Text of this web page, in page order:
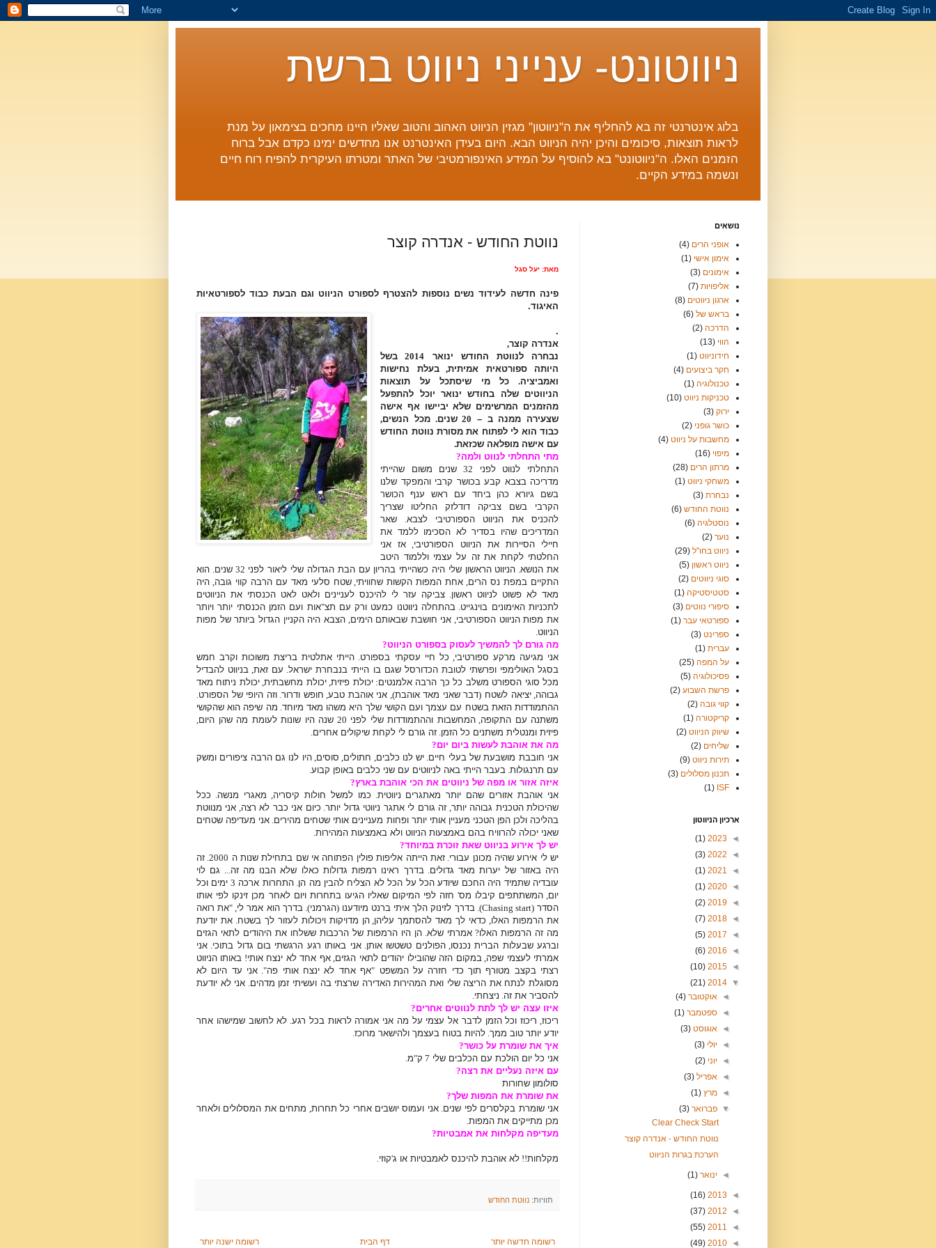
ניווטונט- ענייני ניווט ברשת
בלוג אינטרנטי זה בא להחליף את ה"ניווטון" מגזין הניווט האהוב והטוב שאליו היינו מחכים בצימאון על מנת
לראות תוצאות, סיכומים והיכן יהיה הניווט הבא. היום בעידן האינטרנט אנו מחדשים ימינו כקדם אבל ברוח
הזמנים האלו. ה"ניווטונט" בא להוסיף על המידע האינפורמטיבי של האתר ומטרתו העיקרית להפיח רוח חיים
ונשמה במידע הקיים.
נווטת החודש - אנדרה קוצר
מאת: יעל סגל
פינה חדשה לעידוד נשים נוספות להצטרף לספורט הניווט וגם הבעת כבוד לספורטאיות
האיגוד.
.
אנדרה קוצר,
נבחרה לנווטת החודש ינואר 2014
בשל
היותה ספורטאית אמיתית,בעלת נחישות
ואמביציה. כל מי שיסתכל על תוצאות
הניווטים שלה בחודש ינואר יוכל להתפעל
מהזמנים המרשימים שלא יביישו אף אישה
שצעירה ממנה ב – 20 שנים.מכל הנשים,
כבוד הוא לי לפתוח את מסורת נווטת החודש
עם אישה מופלאה שכזאת.
מתי התחלתי לנווט ולמה?
התחלתי לנווט לפני 32
שנים משום שהייתי
מדריכה בצבא קבע בכושר קרבי והמפקד שלנו
בשם גיורא כהן ביחד עם ראש ענף הכושר
הקרבי בשם צביקה דודלזק החליטו שצריך
להכניס את הניווט הספורטיבי לצבא. שאר
המדריכים שהיו בסדיר לא הסכימו ללמד את
חיילי הסיירות את הניווט הספורטיבי, אז אני
החלטתי לקחת את זה על עצמי וללמוד היטב
את הנושא. הניווט הראשון שלי היה כשהייתי בהריון עם הבת הגדולה שלי ליאור לפני 32 שנים. הוא
התקיים במפת נס הרים, אחת המפות הקשות שחוויתי,שטח סלעי מאד עם הרבה קווי גובה, היה
מאד לא פשוט לניווט ראשון. צביקה עזר לי להיכנס לעניינים ולאט לאט הכנסתי את הניווטים
לתכניות האימונים בוינגייט. בהתחלה ניווטנו כמעט ורק עם תצ"אות ועם הזמן הכנסתי יותר ויותר
את מפות הניווט הספורטיבי, אני חושבת שבאותם הימים,הצבא היה הקניין הגדול ביותר של מפות
הניווט.
מה גורם לך להמשיך לעסוק בספורט הניווט?
אני מגיעה מרקע ספורטיבי, כל חיי עסקתי בספורט. הייתי אתלטית בריצת משוכות וקרב חמש
בסגל האולימפי ופרשתי לטובת הכדורסל שגם בו הייתי בנבחרת ישראל. עם זאת, בניווט להבדיל
מכל סוגי הספורט משלב כל כך הרבה אלמנטים:יכולת פיזית,יכולת מחשבתית,יכולת ניתוח מאד
גבוהה,יציאה לשטח (דבר שאני מאד אוהבת), אני אוהבת טבע, חופש ודרור.וזה היופי של הספורט.
ההתמודדות הזאת בשטח עם עצמך ועם הקושי שלך היא משהו מאד מיוחד. מה שיפה הוא שהקושי
משתנה עם התקופה,המחשבות וההתמודדות שלי לפני 20 שנה היו שונות לעומת מה שהן היום,
פיזית ומנטלית משתנים כל הזמן. זה גורם לי לקחת שיקולים אחרים.
מה את אוהבת לעשות ביום יום?
אני חובבת מושבעת של בעלי חיים. יש לנו כלבים, חתולים, סוסים,היו לנו גם הרבה ציפורים ומשק
עם תרנגולות. בעבר הייתי באה לניווטים עם שני כלבים באופן קבוע.
איזה אזור או מפה של ניווטים את הכי אוהבת בארץ?
אני אוהבת אזורים שהם יותר מאתגרים ניווטית. כמו למשל חולות קיסריה, מאגרי מנשה. ככל
שהיכולת הטכנית גבוהה יותר, זה גורם לי אתגר ניווטי גדול יותר. כיום אני כבר לא רצה, אני מנווטת
בהליכה ולכן הפן הטכני מעניין אותי יותר ופחות מעניינים אותי שטחים מהירים. אני מעדיפה שטחים
שאני יכולה להרוויח בהם באמצעות הניווט ולא באמצעות המהירות.
יש לך אירוע בניווט שאת זוכרת במיוחד?
יש לי אירוע שהיה מכונן עבורי.זאת הייתה אליפות פולין הפתוחה אי שם בתחילת שנות ה 2000. זה
היה באזור של יערות מאד גדולים.בדרך ראינו רמפות גדולות כאלו שלא הבנו מה זה... גם לוי
עובדיה שתמיד היה החכם שיודע הכל על הכל לא הצליח להבין מה הן.התחרות ארכה 3 ימים וכל
יום,המשתתפים קיבלו מס' חזה לפי המיקום שאליו הגיעו בתחרות ויום לאחר מכן זינקו לפי אותו
הסדר(Chasing start). בדרך לזינוק הלך איתי ברנט מיודענו(הגרמני).בדרך הוא אמר לי, "את רואה
את הרמפות האלו, כדאי לך מאד להסתמך עליהן,הן מדויקות ויכולות לעזור לך בשטח.את יודעת
מה זה הרמפות האלו? אמרתי שלא. הן היו הרמפות של הרכבות ששלחו את היהודים לתאי הגזים
וברגע שבעלות הברית נכנסו,הפולנים טשטשו אותן.אני באותו רגע הרגשתי בום גדול בתוכי. אני
אמרתי לעצמי שפה,במקום הזה שהובילו יהודים לתאי הגזים,אף אחד לא ינצח אותי! באותו הניווט
רצתי בקצב מטורף תוך כדי חזרה על המשפט "אף אחד לא ינצח אותי פה". אני עד היום לא
מסוגלת לנתח את הריצה שלי ואת המהירות האדירה שרצתי בה ועשיתי זמן מדהים. אני לא יודעת
להסביר את זה. ניצחתי.
איזו עצה יש לך לתת לנווטים אחרים?
ריכוז, ריכוז וכל הזמן לדבר אל עצמי על מה אני אמורה לראות בכל רגע. לא לחשוב שמישהו אחר
יודע יותר טוב ממך. להיות בטוח בעצמך ולהישאר מרוכז.
איך את שומרת על כושר?
אני כל יום הולכת עם הכלבים שלי 7 ק"מ.
עם איזה נעליים את רצה?
סולומון שחורות
את שומרת את המפות שלך?
אני שומרת בקלסרים לפי שנים.אני ועמוס יושבים אחרי כל תחרות, מתחים את המסלולים ולאחר
מכן מתייקים את המפות.
מעדיפה מקלחות את אמבטיות?
מקלחות!! לא אוהבת להיכנס לאמבטיות או ג'קוזי.
תוויות: נווטת החודש
רשומה חדשה יותר רשומה ישנה יותר דף הבית
נושאים
אופני הרים (4)
אימון אישי (1)
אימונים (3)
אליפויות (7)
ארגון ניווטים (8)
בראש של (6)
הדרכה (2)
הווי (13)
חידוניווט (1)
חקר ביצועים (4)
טכנולוגיה (1)
טכניקות ניווט (10)
ירוק (3)
כושר גופני (2)
מחשבות על ניווט (4)
מיפוי (16)
מרתון הרים (28)
משחקי ניווט (1)
נבחרת (3)
נווטת החודש (6)
נוסטלגיה (6)
נוער (2)
ניווט בחו"ל (29)
ניווט ראשון (5)
סוגי ניווטים (2)
סטטיסטיקה (1)
סיפורי נווטים (3)
ספורטאי עבר (1)
ספרינט (3)
עברית (1)
על המפה (25)
פסיכולוגיה (5)
פרשת השבוע (2)
קווי גובה (2)
קריקטורה (1)
שיווק הניווט (2)
שליחים (2)
תירות ניווט (9)
תכנון מסלולים (3)
ISF
(1)
ארכיון הניווטון
◄
2023
(1)
◄
2022
(3)
◄
2021
(1)
◄
2020
(1)
◄
2019
(2)
◄
2018
(7)
◄
2017
(5)
◄
2016
(6)
◄
2015
(10)
▼
2014
(21)
◄ אוקטובר(4)
◄ספטמבר(1)
◄ אוגוסט(3)
◄ יולי(3)
◄ יוני(2)
◄ אפריל(3)
◄מרץ(1)
▼פברואר(3)
Clear Check Start
נווטת החודש - אנדרה קוצר
הערכת בגרות הניווט
◄ ינואר(1)
◄
2013
(16)
◄
2012
(37)
◄
2011
(55)
◄
2010
(49)